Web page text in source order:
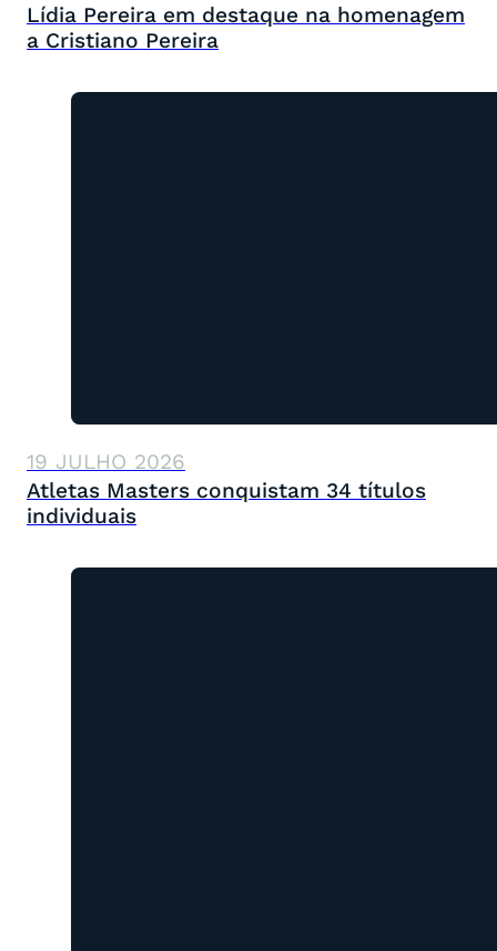
Lídia Pereira em destaque na homenagem
a Cristiano Pereira
19 JULHO 2026
Atletas Masters conquistam 34 títulos
individuais